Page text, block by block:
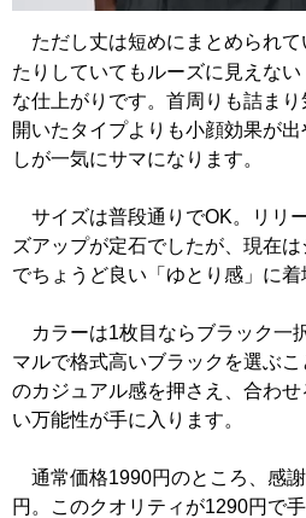
ただし丈は短めにまとめられて
たりしていてもルーズに見えな
な仕上がりです。首周りも詰ま
開いたタイプよりも小顔効果が
しが一気にサマになります。
サイズは普段通りでOK。リリ
ズアップが定石でしたが、現在
でちょうど良い「ゆとり感」に着
カラーは1枚目ならブラック一
マルで格式高いブラックを選ぶ
のカジュアル感を押さえ、合わ
い万能性が手に入ります。
通常価格1990円のところ、感
円。このクオリティが1290円で手